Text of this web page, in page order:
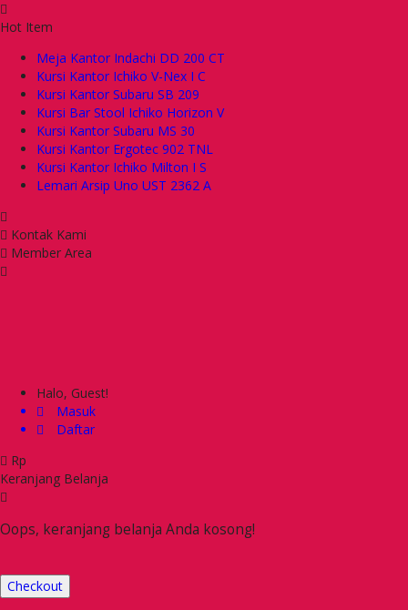
Hot Item
Meja Kantor Indachi DD 200 CT
Kursi Kantor Ichiko V-Nex I C
Kursi Kantor Subaru SB 209
Kursi Bar Stool Ichiko Horizon V
Kursi Kantor Subaru MS 30
Kursi Kantor Ergotec 902 TNL
Kursi Kantor Ichiko Milton I S
Lemari Arsip Uno UST 2362 A
Kontak Kami
Member Area
Halo, Guest!
Masuk
Daftar
Rp
Keranjang Belanja
Oops, keranjang belanja Anda kosong!
Checkout